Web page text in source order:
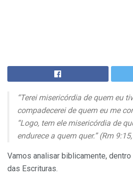
“Terei misericórdia de quem eu
compadecerei de quem eu me
“Logo, tem ele misericórdia de
endurece a quem quer.” (Rm
Vamos analisar biblicamente,
das Escrituras.